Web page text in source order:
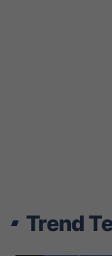
Trend